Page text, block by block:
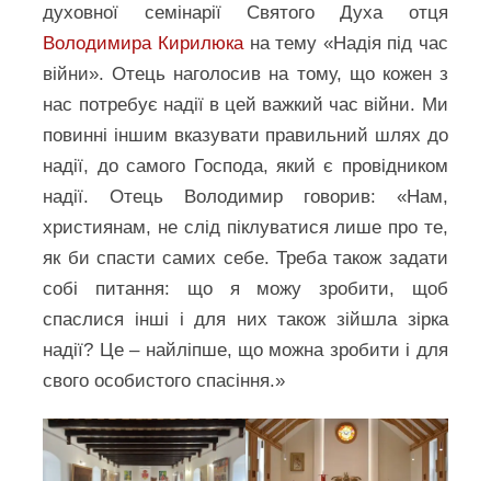
духовної семінарії Святого Духа отця
Володимира Кирилюка на тему «Надія під час
війни». Отець наголосив на тому, що кожен з
нас потребує надії в цей важкий час війни. Ми
повинні іншим вказувати правильний шлях до
надії, до самого Господа, який є провідником
надії. Отець Володимир говорив: «Нам,
християнам, не слід піклуватися лише про те,
як би спасти самих себе. Треба також задати
собі питання: що я можу зробити, щоб
спаслися інші і для них також зійшла зірка
надії? Це – найліпше, що можна зробити і для
свого особистого спасіння.»